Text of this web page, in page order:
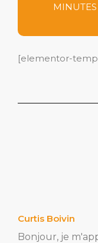
[elementor-
Curtis Boivin
Bonjour, je